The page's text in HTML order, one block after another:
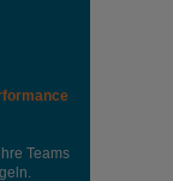
Teams